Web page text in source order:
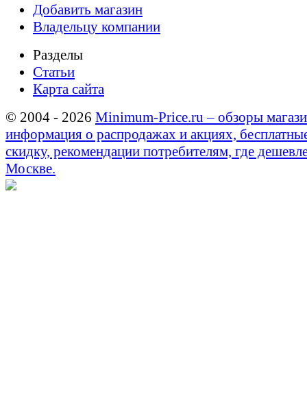
Добавить магазин
Владельцу компании
Разделы
Статьи
Карта сайта
© 2004 - 2026 Minimum-Price.ru – обзоры
информация о распродажах и акциях,
скидку, рекомендации потребителям, где
Москве.